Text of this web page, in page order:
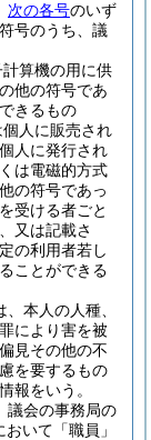
次の各号のいず
号のうち、議
算機の用に供
他の符号であ
きるもの
人に販売され
人に発行され
は電磁的方式
の符号であっ
受ける者ごと
又は記載さ
の利用者若し
ことができる
本人の人種、
により害を被
見その他の不
を要するもの
報をいう。
議会の事務局の
おいて「職員」